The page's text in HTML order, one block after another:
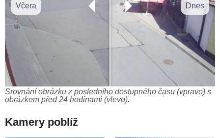
Včera Dnes
Srovnání obrázku z posledního dostupného času (vpravo) s
obrázkem před 24 hodinami (vlevo).
Kamery poblíž